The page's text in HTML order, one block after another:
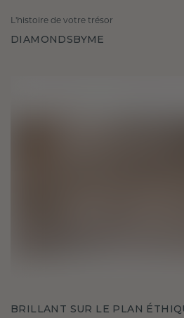
L'histoire de votre trésor
DIAMONDSBYME
BRILLANT SUR LE PLAN